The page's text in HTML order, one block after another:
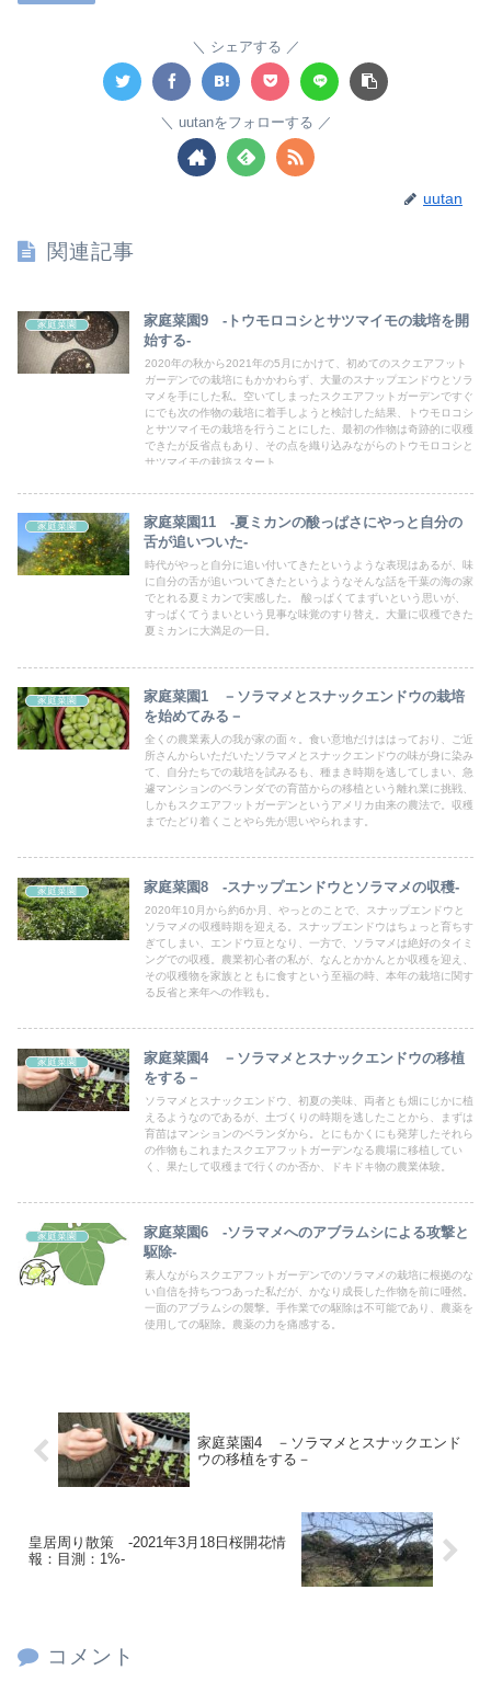
シェアする
uutanをフォローする
uutan
関連記事
家庭菜園
家庭菜園9 -トウモロコシとサツマイモの栽培を開
始する-
2020年の秋から2021年の5月にかけて、初めてのスクエアフット
ガーデンでの栽培にもかかわらず、大量のスナップエンドウとソラ
マメを手にした私。空いてしまったスクエアフットガーデンですぐ
にでも次の作物の栽培に着手しようと検討した結果、トウモロコシ
とサツマイモの栽培を行うことにした、最初の作物は奇跡的に収穫
できたが反省点もあり、その点を織り込みながらのトウモロコシと
サツマイモの栽培スタート。
家庭菜園
家庭菜園11 -夏ミカンの酸っぱさにやっと自分の
舌が追いついた-
時代がやっと自分に追い付いてきたというような表現はあるが、味
に自分の舌が追いついてきたというようなそんな話を千葉の海の家
でとれる夏ミカンで実感した。 酸っぱくてまずいという思いが、
すっぱくてうまいという見事な味覚のすり替え。大量に収穫できた
夏ミカンに大満足の一日。
家庭菜園
家庭菜園1 －ソラマメとスナックエンドウの栽培
を始めてみる－
全くの農業素人の我が家の面々。食い意地だけははっており、ご近
所さんからいただいたソラマメとスナックエンドウの味が身に染み
て、自分たちでの栽培を試みるも、種まき時期を逃してしまい、急
遽マンションのベランダでの育苗からの移植という離れ業に挑戦、
しかもスクエアフットガーデンというアメリカ由来の農法で。収穫
までたどり着くことやら先が思いやられます。
家庭菜園 家庭菜園8 ‐スナップエンドウとソラマメの収穫‐
2020年10月から約6か月、やっとのことで、スナップエンドウと
ソラマメの収穫時期を迎える。スナップエンドウはちょっと育ちす
ぎてしまい、エンドウ豆となり、一方で、ソラマメは絶好のタイミ
ングでの収穫。農業初心者の私が、なんとかかんとか収穫を迎え、
その収穫物を家族とともに食すという至福の時、本年の栽培に関す
る反省と来年への作戦も。
家庭菜園
家庭菜園4 －ソラマメとスナックエンドウの移植
をする－
ソラマメとスナックエンドウ、初夏の美味、両者とも畑にじかに植
えるようなのであるが、土づくりの時期を逃したことから、まずは
育苗はマンションのベランダから。とにもかくにも発芽したそれら
の作物もこれまたスクエアフットガーデンなる農場に移植してい
く、果たして収穫まで行くのか否か、ドキドキ物の農業体験。
家庭菜園
家庭菜園6 -ソラマメへのアブラムシによる攻撃と
駆除-
素人ながらスクエアフットガーデンでのソラマメの栽培に根拠のな
い自信を持ちつつあった私だが、かなり成長した作物を前に唖然。
一面のアブラムシの襲撃。手作業での駆除は不可能であり、農薬を
使用しての駆除。農薬の力を痛感する。
家庭菜園4 －ソラマメとスナックエンド
ウの移植をする－
皇居周り散策 -2021年3月18日桜開花情
報：目測：1%-
コメント